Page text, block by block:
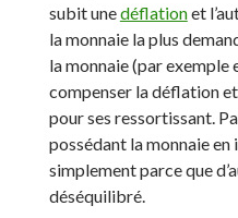
subit unedéflationet
la monnaie la plus
la monnaie (par exemple
compenser la déflation
pour ses ressortissant.
possédant la monnaie
simplement parce que
déséquilibré.